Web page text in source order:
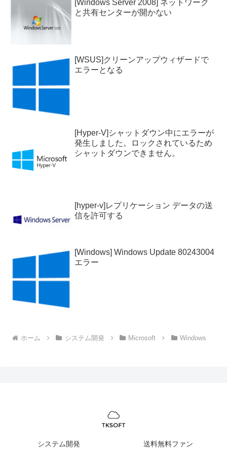
[Windows Server 2008] ネットワーク
と共有センターが開かない
[WSUS]クリーンアップウィザードで
エラーとなる
[Hyper-V]シャットダウン中にエラーが
発生しました。ロックされているため
シャットダウンできません。
[hyper-v]レプリケーション データの送
信を許可する
[Windows] Windows Update 80243004
エラー
ホーム システム開発 Microsoft Windows
システム開発
送料無料ファン